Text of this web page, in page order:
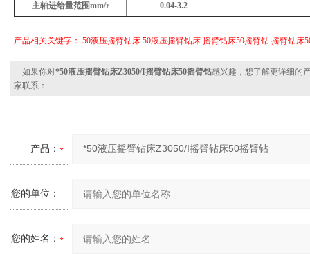
主轴进给量范围mm/r 0.04-3.2
产品相关关键字： 50液压摇臂钻床 50液压摇臂钻床 摇臂钻床50摇臂钻 摇臂钻床
如果你对*50液压摇臂钻床Z3050/I摇臂钻床50摇臂钻感兴趣，想了解更详细的
家联系：
产品：
您的单位：
您的姓名：